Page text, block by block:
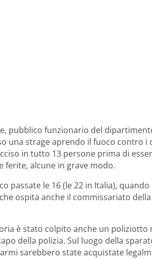
pubblico funzionario del
una strage aprendo il fuoco contro
in tutto 13 persone prima di
ferite, alcune in grave modo.
passate le 16 (le 22 in Italia),
ospita anche il commissariato
è stato colpito anche un
della polizia. Sul luogo della
sarebbero state acquistate